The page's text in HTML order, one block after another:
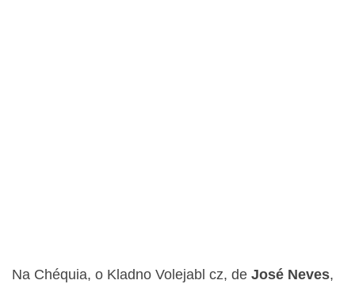
Na Chéquia, o Kladno Volejabl cz, de José Neves,